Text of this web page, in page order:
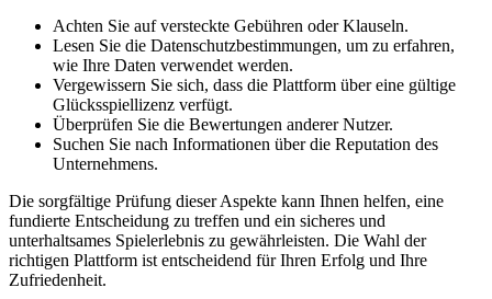
Achten Sie auf versteckte Gebühren oder Klauseln.
Lesen Sie die Datenschutzbestimmungen, um zu erfahren,
wie Ihre Daten verwendet werden.
Vergewissern Sie sich, dass die Plattform über eine gültige
Glücksspiellizenz verfügt.
Überprüfen Sie die Bewertungen anderer Nutzer.
Suchen Sie nach Informationen über die Reputation des
Unternehmens.
Die sorgfältige Prüfung dieser Aspekte kann Ihnen helfen, eine
fundierte Entscheidung zu treffen und ein sicheres und
unterhaltsames Spielerlebnis zu gewährleisten. Die Wahl der
richtigen Plattform ist entscheidend für Ihren Erfolg und Ihre
Zufriedenheit.